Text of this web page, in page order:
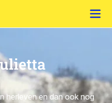
herleven en dan ook nog